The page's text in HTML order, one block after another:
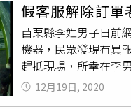
訴，仍遭法官依過失
逃亡數日來藏身台中
幫派堂口。方男聽聞
口時，派刑警前後埋
假客服解除訂
苗栗縣李姓男子日前
機器，民眾發現有異
趕抵現場，所幸在李
後龍郵局內有1男子
直接從所後圍牆翻
12月19日, 2020